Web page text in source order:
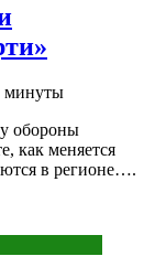
минуты
обороны
как меняется
в регионе….